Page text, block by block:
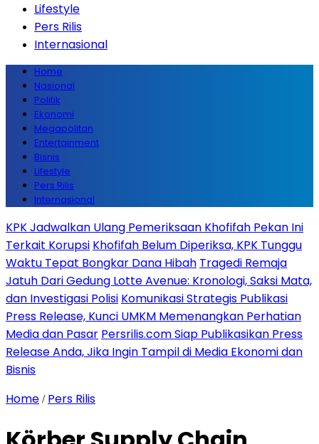
Lifestyle
Pers Rilis
Internasional
Home
Nasional
Politik
Ekonomi
Megapolitan
Entertainment
Bisnis
Lifestyle
Pers Rilis
Internasional
KPK Jadwalkan Ulang Pemeriksaan Khofifah Pekan Ini
Terkait Korupsi Khofifah Belum Diperiksa, KPK Tunggu
Waktu Tepat Bongkar Dana Hibah Tragedi Remaja
Jatuh Dari Gedung Lotte Avenue: Kronologi, Saksi Mata,
dan Investigasi Polisi Komunikasi Strategis Publikasi
Press Release, Kunci UMKM Memenangkan Perhatian
Media dan Pasar Persrilis.com Siap Publikasikan Press
Release Anda, Jika Ingin Tampil di Media Ekonomi dan
Bisnis
Home / Pers Rilis